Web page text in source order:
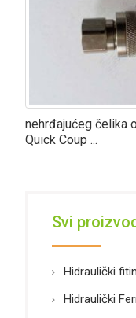
nehrđajućeg čelika
Quick Coup ...
Svi
Hidraulički
Hidraulički